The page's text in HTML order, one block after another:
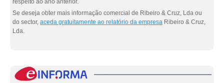
respeito ao ano anterior.
Se deseja obter mais informação comercial de Ribeiro & Cruz, Lda ou
do sector, aceda gratuitamente ao relatório da empresa Ribeiro & Cruz,
Lda.